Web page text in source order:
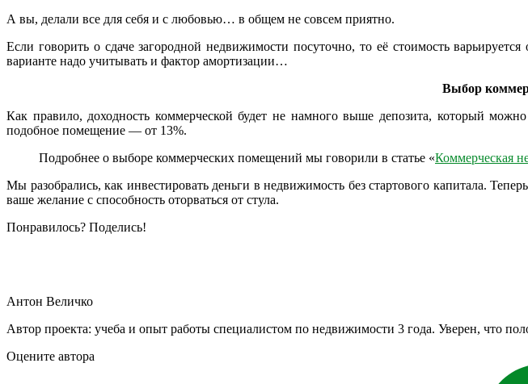
А вы, делали все для себя и с любовью… в общем не совсем приятно.
Если говорить о сдаче загородной недвижимости посуточно, то её стоимость
варианте надо учитывать и фактор амортизации…
Выбор
Как правило, доходность коммерческой будет не намного выше депозита, который
подобное помещение — от 13%.
Подробнее о выборе коммерческих помещений мы говорили в статье «Коммерческая
Мы разобрались, как инвестировать деньги в недвижимость без стартового капитала.
ваше желание с способность оторваться от стула.
Понравилось? Поделись!
Антон Величко
Автор проекта: учеба и опыт работы специалистом по недвижимости 3 года. Уверен, что
Оцените автора